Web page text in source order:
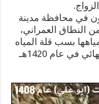
في محافظة مدينة
النطاق العمراني،
بسب قلة المياه
بها، وبعدها تم ردمها بشكل نهائي في عام 1420هـ